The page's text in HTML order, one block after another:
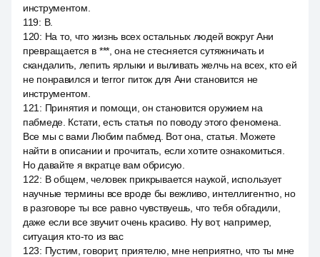
инструментом.
119: В.
120: На то, что жизнь всех остальных людей вокруг Ани
превращается в ***, она не стесняется сутяжничать и
скандалить, лепить ярлыки и выливать желчь на всех, кто ей
не понравился и terror питок для Ани становится не
инструментом.
121 : Принятия и помощи, он становится оружием на
пабмеде. Кстати, есть статья по поводу этого феномена.
Все мы с вами Любим пабмед. Вот она, статья. Можете
найти в описании и прочитать, если хотите ознакомиться.
Но давайте я вкратце вам обрисую.
122: В общем, человек прикрывается наукой, использует
научные термины все вроде бы вежливо, интеллигентно, но
в разговоре ты все равно чувствуешь, что тебя обгадили,
даже если все звучит очень красиво. Ну вот, например,
ситуация кто-то из вас
123: Пустим, говорит, приятелю, мне неприятно, что ты мне